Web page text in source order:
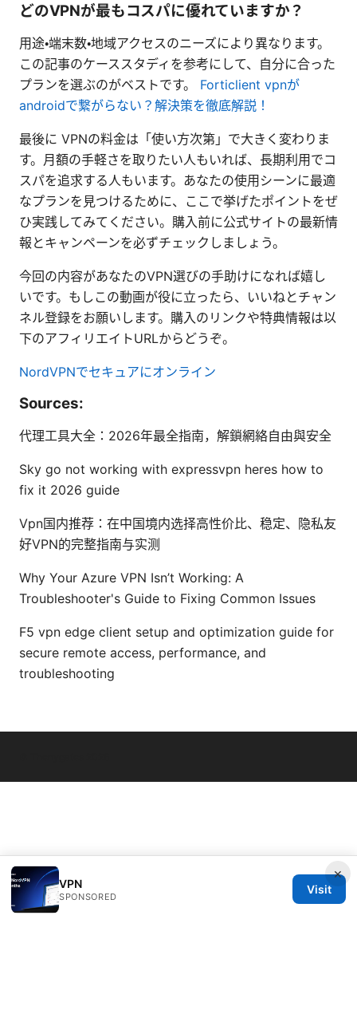
どのVPNが最もコスパに優れていますか？
用途・端末数・地域アクセスのニーズにより異なります。
この記事のケーススタディを参考にして、自分に合った
プランを選ぶのがベストです。 Forticlient vpnが
androidで繋がらない？解決策を徹底解説！
最後に VPNの料金は「使い方次第」で大きく変わりま
す。月額の手軽さを取りたい人もいれば、長期利用でコ
スパを追求する人もいます。あなたの使用シーンに最適
なプランを見つけるために、ここで挙げたポイントをぜ
ひ実践してみてください。購入前に公式サイトの最新情
報とキャンペーンを必ずチェックしましょう。
今回の内容があなたのVPN選びの手助けになれば嬉し
いです。もしこの動画が役に立ったら、いいねとチャン
ネル登録をお願いします。購入のリンクや特典情報は以
下のアフィリエイトURLからどうぞ。
NordVPNでセキュアにオンライン
Sources:
代理工具大全：2026年最全指南，解鎖網絡自由與安全
Sky go not working with expressvpn heres how to
fix it 2026 guide
Vpn国内推荐：在中国境内选择高性价比、稳定、隐私友
好VPN的完整指南与实测
Why Your Azure VPN Isn’t Working: A
Troubleshooter's Guide to Fixing Common Issues
F5 vpn edge client setup and optimization guide for
secure remote access, performance, and
troubleshooting
×
VPN
SPONSORED
Visit